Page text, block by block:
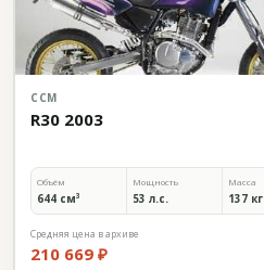
CCM
R30 2003
Объём
644 см³
Мощность
53 л.с.
Масса
137 кг
Средняя цена в архиве
210 669 ₽